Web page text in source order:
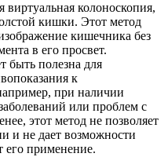
виртуальная колоноскопия,
кишки. Этот метод
кишечника без
в его просвет.
быть полезна для
к
при наличии
или проблем с
этот метод не позволяет
и не дает возможности
его применение.